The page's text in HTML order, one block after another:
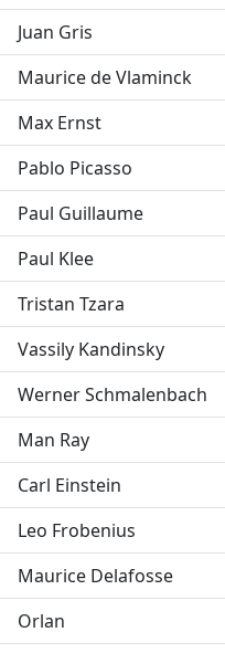
Juan Gris
Maurice de Vlaminck
Max Ernst
Pablo Picasso
Paul Guillaume
Paul Klee
Tristan Tzara
Vassily Kandinsky
Werner Schmalenbach
Man Ray
Carl Einstein
Leo Frobenius
Maurice Delafosse
Orlan